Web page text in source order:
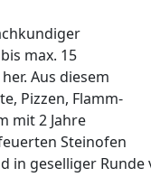
max. 15
Aus diesem
Pizzen, Flamm-
mit 2 Jahre
Steinofen
in geselliger